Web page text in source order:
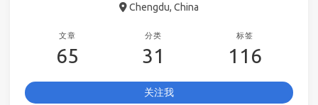
Chengdu, China
文章
65
分类
31
标签
116
关注我